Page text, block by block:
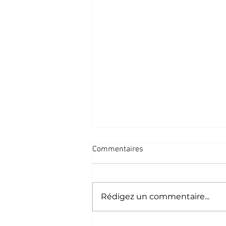
90%
Commentaires
Rédigez un commentaire...